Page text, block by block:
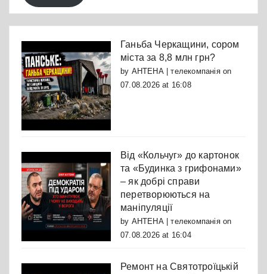
Ганьба Черкащини, сором
міста за 8,8 млн грн?
by АНТЕНА | телекомпаніяon
07.08.2026 at 16:08
Від «Кольчуг» до картонок
та «Будинка з грифонами»
– як добрі справи
перетворюються на
маніпуляції
by АНТЕНА | телекомпаніяon
07.08.2026 at 16:04
Ремонт на Святотроїцькій